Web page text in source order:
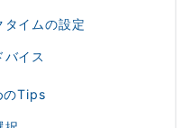
タイムの設定
イス
のTips